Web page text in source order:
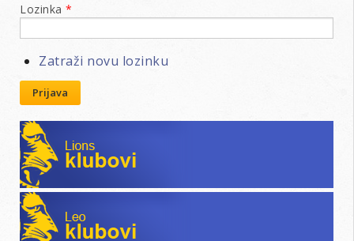
Lozinka *
Zatraži novu lozinku
Prijava
Lions klubovi
Leo klubovi